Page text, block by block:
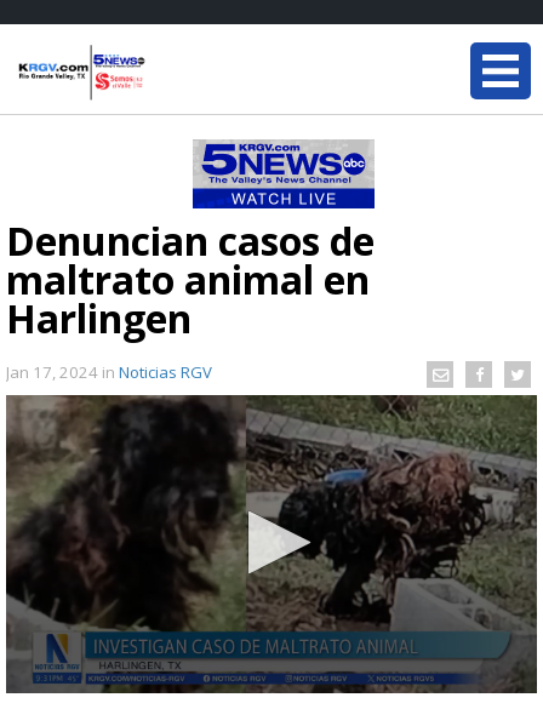
Denuncian casos de
maltrato animal en
Harlingen
Jan 17, 2024 in Noticias RGV